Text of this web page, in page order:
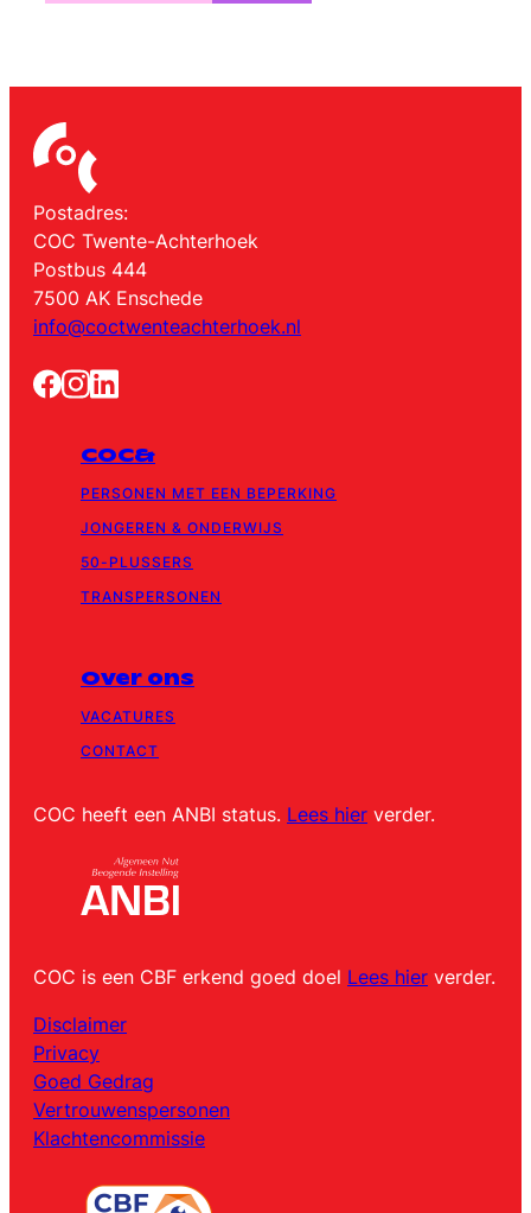
Postadres:
COC Twente-Achterhoek
Postbus 444
7500 AK Enschede
info@coctwenteachterhoek.nl
COC&
PERSONEN MET EEN BEPERKING
JONGEREN & ONDERWIJS
50-PLUSSERS
TRANSPERSONEN
Over ons
VACATURES
CONTACT
COC heeft een ANBI status. Lees hier verder.
COC is een CBF erkend goed doel Lees hier verder.
Disclaimer
Privacy
Goed Gedrag
Vertrouwenspersonen
Klachtencommissie